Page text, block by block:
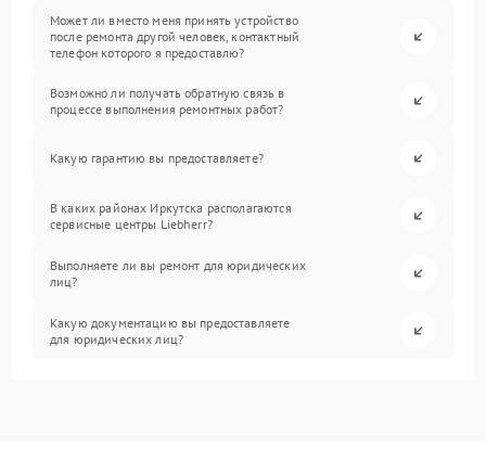
Может ли вместо меня принять устройство
после ремонта другой человек, контактный
телефон которого я предоставлю?
Возможно ли получать обратную связь в
процессе выполнения ремонтных работ?
Какую гарантию вы предоставляете?
В каких районах Иркутска располагаются
сервисные центры Liebherr?
Выполняете ли вы ремонт для юридических
лиц?
Какую документацию вы предоставляете
для юридических лиц?